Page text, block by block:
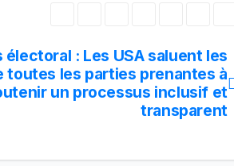
électoral : Les USA saluent les
toutes les parties prenantes à
un processus inclusif et
transparent